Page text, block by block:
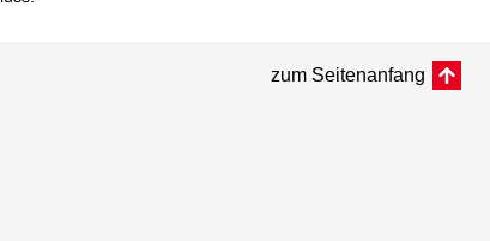
zum Seitenanfang